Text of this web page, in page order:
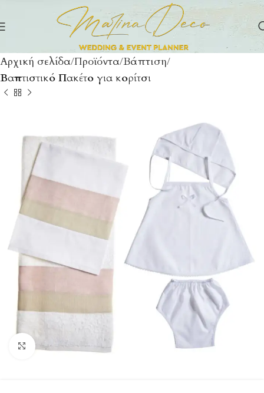
Αρχική σελίδα Προϊόντα Βάπτιση
Βαπτιστικό Πακέτο για κορίτσι
Click to enlarge